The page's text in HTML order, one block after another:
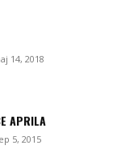
14, 2018
APRILA
5, 2015